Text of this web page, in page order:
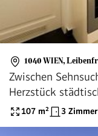
1040 WIEN,
Zwischen
Herzstück
107 m² 3 Zimmer